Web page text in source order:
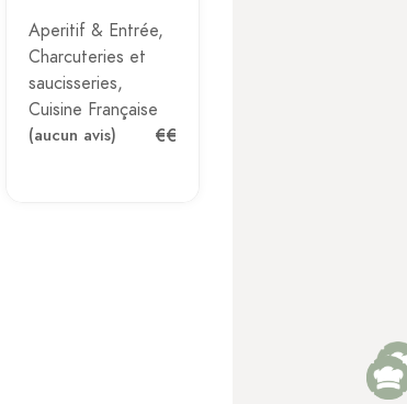
Aperitif & Entrée
Charcuteries et
saucisseries
Cuisine Française
(aucun avis)
€€